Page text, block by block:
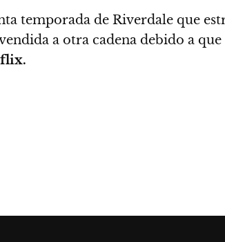
temporada de Riverdale que
a otra cadena debido a